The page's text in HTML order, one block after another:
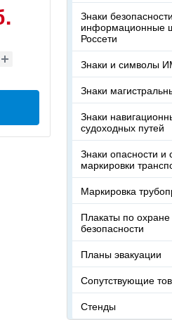
Знаки
информационные
Россети
Знаки и символы
Знаки
Знаки
судоходных путей
Знаки опасности и
маркировки
Маркировка
Плакаты по охране
безопасности
Планы эвакуации
Сопутствующие
Стенды